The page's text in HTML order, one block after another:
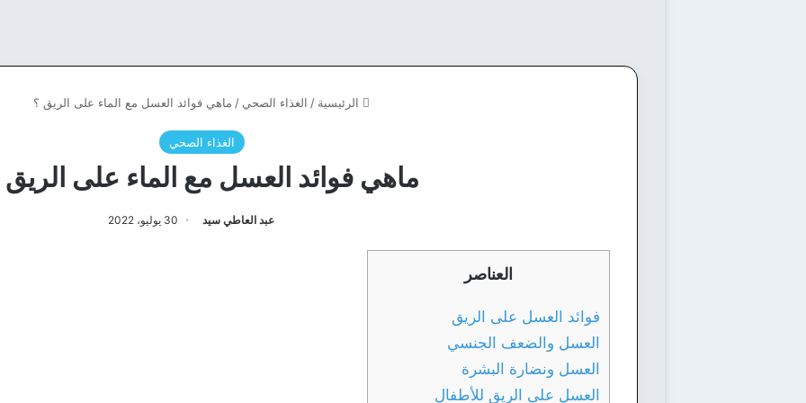
الرئيسية / الغذاء الصحي / ماهي فوائد العسل مع الماء على الريق ؟
الغذاء الصحي
ماهي فوائد العسل مع الماء على
عبد العاطي سيد 30 يوليو، 2022
العناصر
فوائد العسل على الريق
العسل والضعف الجنسي
العسل ونضارة البشرة
العسل على الريق للأطفال